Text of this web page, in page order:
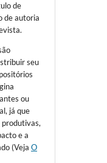
de
de autoria
seu
ou
já que
produtivas,
e a
(VejaO